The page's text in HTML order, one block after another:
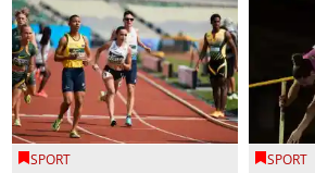
SPORT SPORT